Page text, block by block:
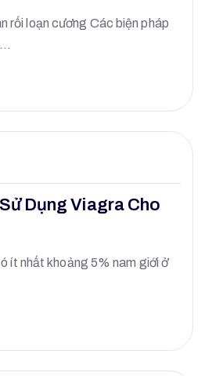
rối loạn cương Các biện pháp
Dụng Viagra Cho
ít nhất khoảng 5% nam giới ở